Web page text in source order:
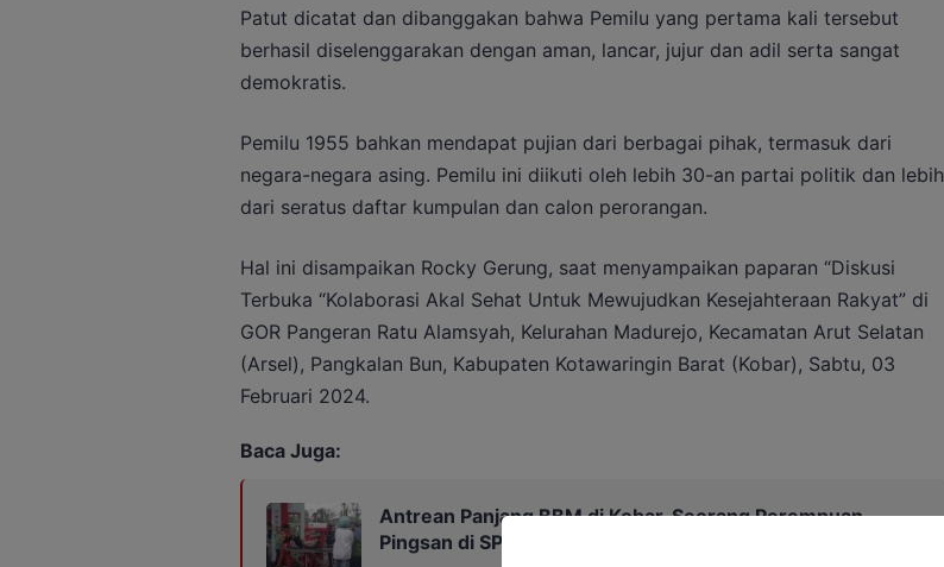
Patut dicatat dan dibanggakan bahwa Pemilu yang pertama kali tersebut
berhasil diselenggarakan dengan aman, lancar, jujur dan adil serta sangat
demokratis.
Pemilu 1955 bahkan mendapat pujian dari berbagai pihak, termasuk dari
negara-negara asing. Pemilu ini diikuti oleh lebih 30-an partai politik dan lebih
dari seratus daftar kumpulan dan calon perorangan.
Hal ini disampaikan Rocky Gerung, saat menyampaikan paparan “Diskusi
Terbuka “Kolaborasi Akal Sehat Untuk Mewujudkan Kesejahteraan Rakyat” di
GOR Pangeran Ratu Alamsyah, Kelurahan Madurejo, Kecamatan Arut Selatan
(Arsel), Pangkalan Bun, Kabupaten Kotawaringin Barat (Kobar), Sabtu, 03
Februari 2024.
Baca Juga:
Antrean Panjang BBM di Kobar, Seorang Perempuan
Pingsan di SPBU